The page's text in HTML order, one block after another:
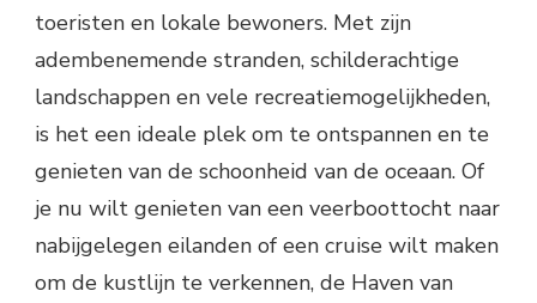
toeristen en lokale bewoners. Met zijn
adembenemende stranden, schilderachtige
landschappen en vele recreatiemogelijkheden,
is het een ideale plek om te ontspannen en te
genieten van de schoonheid van de oceaan. Of
je nu wilt genieten van een veerboottocht naar
nabijgelegen eilanden of een cruise wilt maken
om de kustlijn te verkennen, de Haven van